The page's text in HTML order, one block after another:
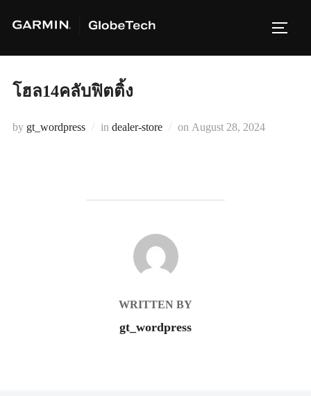
โฮล14คลับฟิตติ้ง
by gt_wordpress in dealer-store on Posted
August 28, 2024
POST AUTHOR
WRITTEN BY
gt_wordpress